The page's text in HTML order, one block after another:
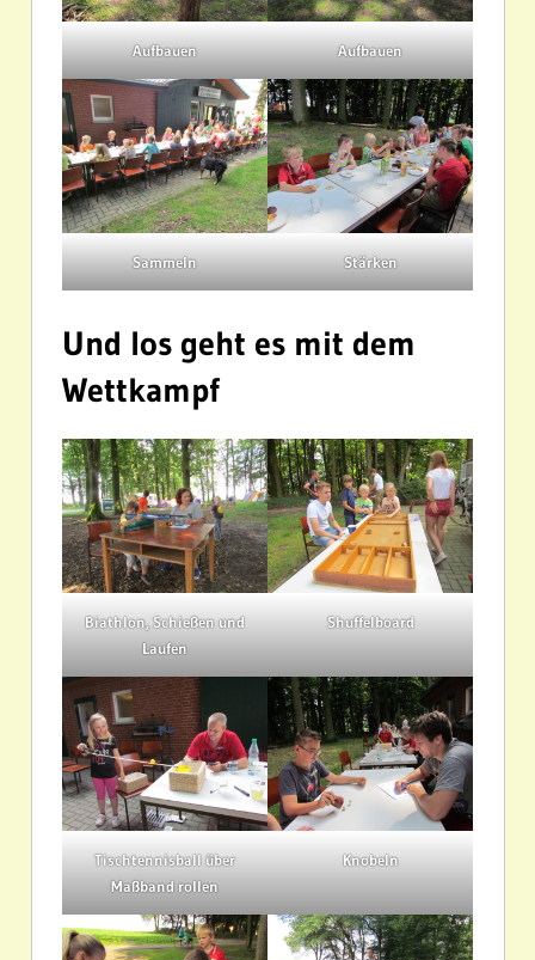
Aufbauen Aufbauen
Sammeln Stärken
Und los geht es mit dem
Wettkampf
Biathlon, Schießen und
Laufen
Shuffelboard
Tischtennisball über
Maßband rollen
Knobeln